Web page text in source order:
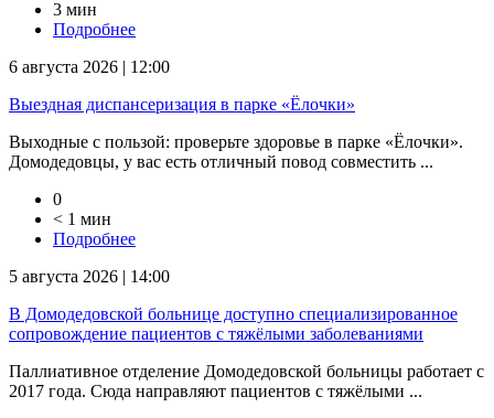
3 мин
Подробнее
6 августа 2026 | 12:00
Выездная диспансеризация в парке «Ёлочки»
Выходные с пользой: проверьте здоровье в парке «Ёлочки».
Домодедовцы, у вас есть отличный повод совместить ...
0
< 1 мин
Подробнее
5 августа 2026 | 14:00
В Домодедовской больнице доступно специализированное
сопровождение пациентов с тяжёлыми заболеваниями
Паллиативное отделение Домодедовской больницы работает с
2017 года. Сюда направляют пациентов с тяжёлыми ...